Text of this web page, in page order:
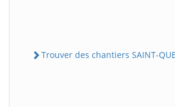
Trouver des chantiers SAINT-